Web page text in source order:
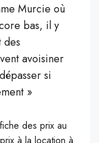
Murcie où
bas, il y
avoisiner
si
»
des prix au
à la location à